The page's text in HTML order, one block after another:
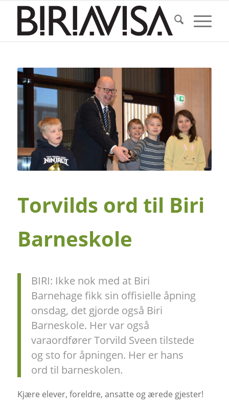
Torvilds ord til Biri
Barneskole
BIRI: Ikke nok med at Biri
Barnehage fikk sin offisielle åpning
onsdag, det gjorde også Biri
Barneskole. Her var også
varaordfører Torvild Sveen tilstede
og sto for åpningen. Her er hans
ord til barneskolen.
Kjære elever, foreldre, ansatte og ærede gjester!